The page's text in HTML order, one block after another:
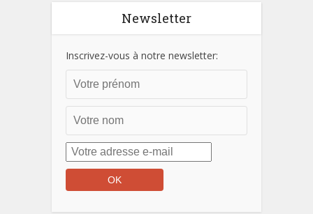
Newsletter
Inscrivez-vous à notre newsletter: